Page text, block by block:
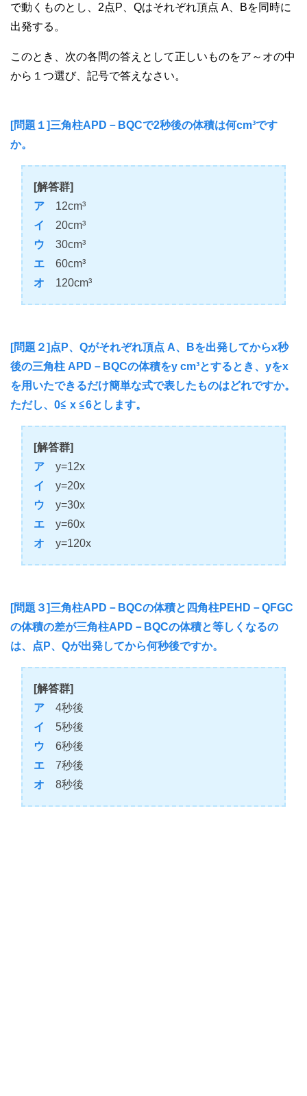
で動くものとし、2点P、Qはそれぞれ頂点 A、Bを同時に
出発する。
このとき、次の各問の答えとして正しいものをア～オの中
から１つ選び、記号で答えなさい。
[問題１]三角柱APD－BQCで2秒後の体積は何cm³です
か。
[解答群]
ア 12cm³
イ
20cm³
ウ 30cm³
エ 60cm³
オ 120cm³
[問題２]点P、Qがそれぞれ頂点 A、Bを出発してからx秒
後の三角柱 APD－BQCの体積をy cm³とするとき、yをx
を用いたできるだけ簡単な式で表したものはどれですか。
ただし、0≦ x ≦6とします。
[解答群]
ア y=12x
イ
y=20x
ウ y=30x
エ y=60x
オ y=120x
[問題３]三角柱APD－BQCの体積と四角柱PEHD－QFGC
の体積の差が三角柱APD－BQCの体積と等しくなるの
は、点P、Qが出発してから何秒後ですか。
[解答群]
ア 4秒後
イ
5秒後
ウ 6秒後
エ 7秒後
オ 8秒後